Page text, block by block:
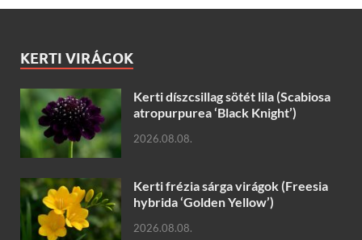
KERTI VIRÁGOK
Kerti díszcsillag sötét lila (Scabiosa
atropurpurea ‘Black Knight’)
2026.08.08.
Kerti frézia sárga virágok (Freesia
hybrida ‘Golden Yellow’)
2026.08.08.